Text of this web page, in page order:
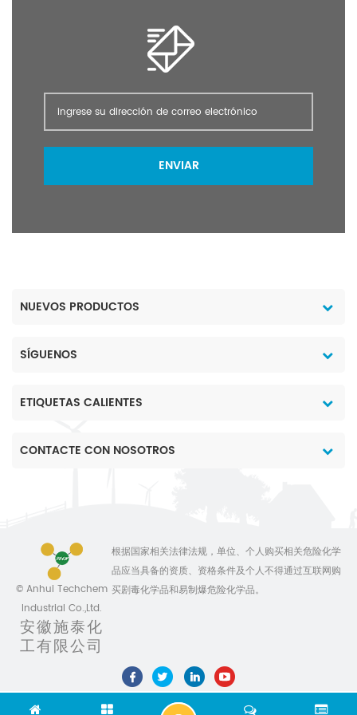
ENVIAR
NUEVOS PRODUCTOS
SÍGUENOS
ETIQUETAS CALIENTES
CONTACTE CON NOSOTROS
© Anhui Techchem
Industrial Co.,Ltd.
安徽施泰化
工有限公司
根据国家相关法律法规，单位、个人购买相关危险化学
品应当具备的资质、资格条件及个人不得通过互联网购
买剧毒化学品和易制爆危险化学品。